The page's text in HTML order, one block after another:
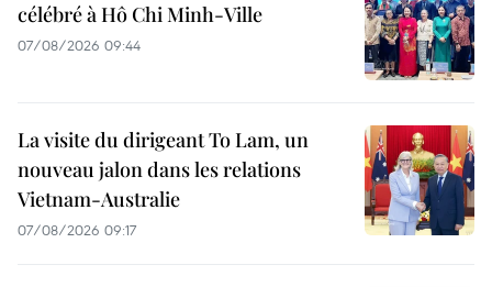
célébré à Hô Chi Minh-Ville
07/08/2026 09:44
La visite du dirigeant To Lam, un
nouveau jalon dans les relations
Vietnam-Australie
07/08/2026 09:17